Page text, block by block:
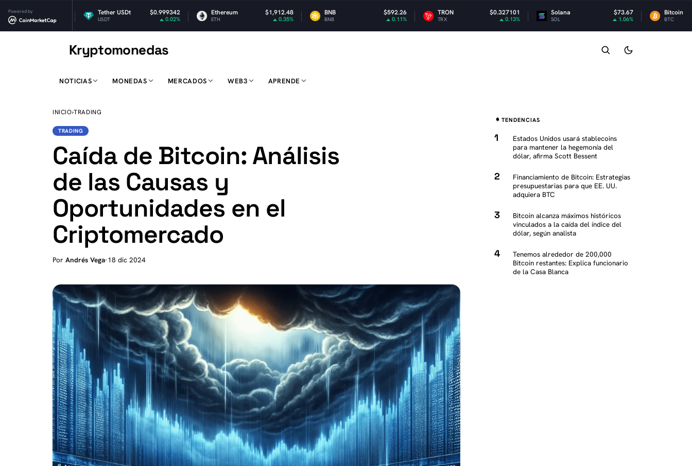
Powered by
$1.02
-1.03%
Tether USDt $0.999342
USDT
Ethereum $1,912.48
ETH
BNB
BNB
TRON $0.327101
TRX
Solana $73.67
SOL
Bitcoin
BTC
Kryptomonedas
NOTICIAS MONEDAS MERCADOS WEB3 APRENDE
INICIO›TRADING
TRADING
Caída de Bitcoin: Análisis
de las Causas y
Oportunidades en el
Criptomercado
Por Andrés Vega·18 dic 2024
TENDENCIAS
Estados Unidos usará stablecoins
para mantener la hegemonía del
dólar, afirma Scott Bessent
Financiamiento de Bitcoin: Estrategias
presupuestarias para que EE. UU.
adquiera BTC
Bitcoin alcanza máximos históricos
vinculados a la caída del índice del
dólar, según analista
Tenemos alrededor de 200,000
Bitcoin restantes: Explica funcionario
de la Casa Blanca